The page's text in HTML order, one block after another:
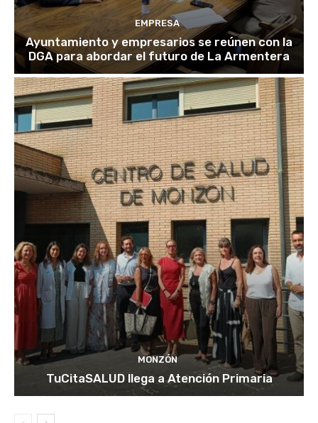
EMPRESA
Ayuntamiento y empresarios se reúnen con la
DGA para abordar el futuro de La Armentera
MONZÓN
TuCitaSALUD llega a Atención Primaria